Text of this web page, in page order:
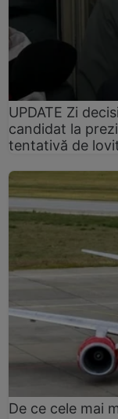
UPDATE Zi
candidat la
tentativă de
De ce cele mai